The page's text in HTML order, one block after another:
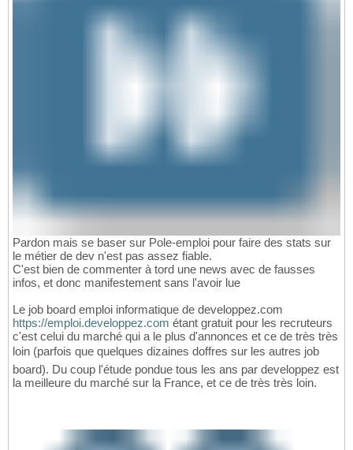
Pardon mais se baser sur Pole-emploi pour faire des stats sur
le métier de dev n'est pas assez fiable.
C'est bien de commenter à tord une news avec de fausses
infos, et donc manifestement sans l'avoir lue
Le job board emploi informatique de developpez.com
https://emploi.developpez.com étant gratuit pour les recruteurs
c'est celui du marché qui a le plus d'annonces et ce de très très
loin (parfois que quelques dizaines doffres sur les autres job
board). Du coup l'étude pondue tous les ans par developpez est
la meilleure du marché sur la France, et ce de très très loin.